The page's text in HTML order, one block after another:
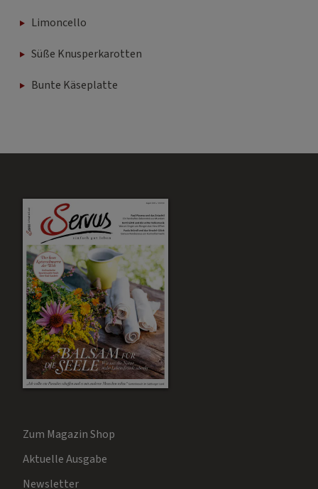
Limoncello
Süße Knusperkarotten
Bunte Käseplatte
Zum Magazin Shop
Aktuelle Ausgabe
Newsletter